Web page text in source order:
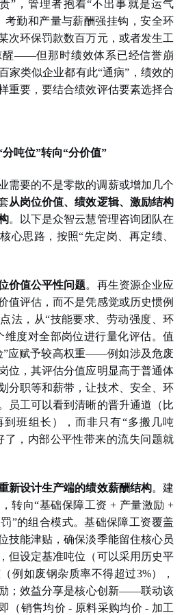
”，管理者抱着“不出事就是运气
考勤和产量与薪酬强挂钩，安全环
次环保罚款数百万元，或者发生工
醒——但那时绩效体系已经信誉崩
家类似企业都有此“通病”，绩效的
重要，要结合绩效评估要素选择合
分吨位”转向“分价值”
需要的不是零散的调薪或增加几个
从岗位价值、绩效逻辑、激励结构
。以下是众智云慧管理咨询团队在
心思路，按照“先定岗、再定绩、
价值公平性问题。 再生资源企业应
值评估，而不是凭感觉或历史惯例
法，从“技能要求、劳动强度、环
维度对全部岗位进行量化评估。值
”应赋予较高权重——例如涉及危废
位，其评估分值应明显高于普通体
分职等和薪带，让技术、安全、环
员工可以看到清晰的晋升通道（比
班组长），而非只有“多搬几吨
了，内部公平性带来的流失问题就
新设计生产端的绩效薪酬结构。建
转向“基础保障工资 + 产量激励 +
”的组合模式。基础保障工资覆盖
技能津贴，确保淡季能留住核心员
但设定基准吨位（可以采用历史平
例如废钢杂质率不得超过3%），
；效益分享是核心创新——联动该
（销售均价 - 原料采购均价 - 加工